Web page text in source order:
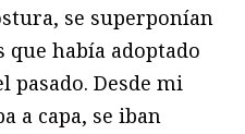
se superponían
que había adoptado
pasado. Desde mi
a capa, se iban